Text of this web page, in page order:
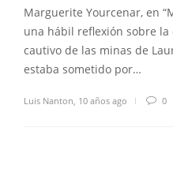
Marguerite Yourcenar, en
una hábil reflexión sobre la
cautivo de las minas de
estaba sometido por…
Luis Nanton 10 años ago 0